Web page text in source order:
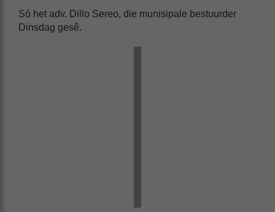
Só het adv. Dillo Sereo, die munisipale bestuurder
Dinsdag gesê.